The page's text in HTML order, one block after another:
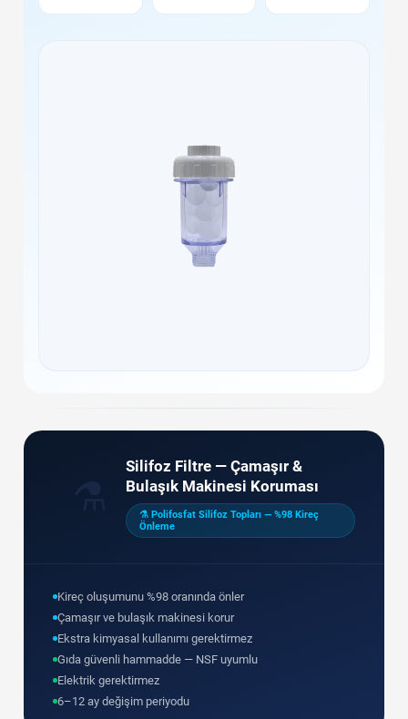
Silifoz Filtre — Çamaşır &
Bulaşık Makinesi Koruması
⚗️ Polifosfat Silifoz Topları — %98 Kireç
Önleme
Kireç oluşumunu %98 oranında önler
Çamaşır ve bulaşık makinesi korur
Ekstra kimyasal kullanımı gerektirmez
Gıda güvenli hammadde — NSF uyumlu
Elektrik gerektirmez
6–12 ay değişim periyodu